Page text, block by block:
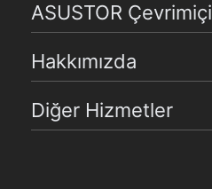
ASUSTOR Çevrimiçi
Hakkımızda
Diğer Hizmetler